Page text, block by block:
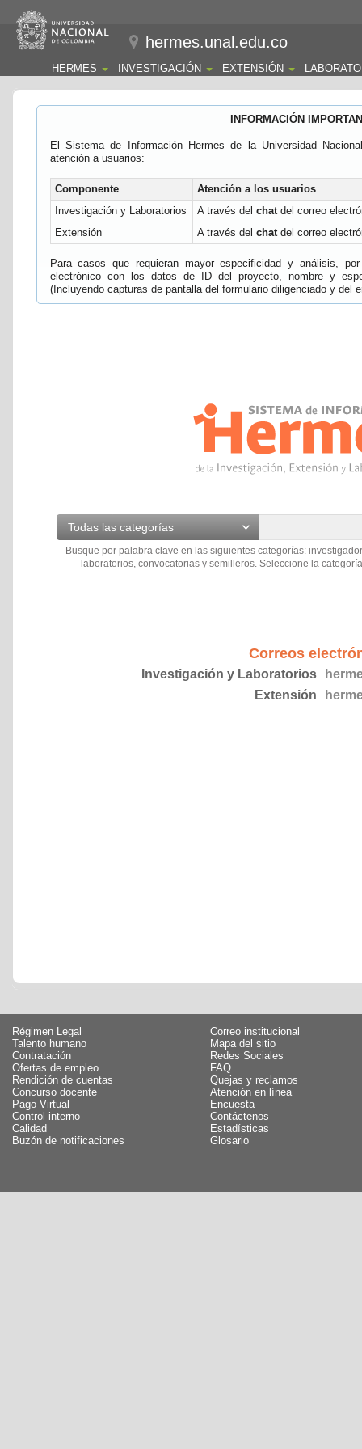
hermes.unal.edu.co
HERMES INVESTIGACIÓN EXTENSIÓN
INFORMACIÓN
El Sistema de Información Hermes de la Universidad
atención a usuarios:
Componente
Atención a los usuarios
Investigación y Laboratorios
A través del chatdel correo
Extensión
A través del chatdel correo
Para casos que requieran mayor especificidad y análisis,
electrónico con los datos de ID del proyecto, nombre y
(Incluyendo capturas de pantalla del formulario diligenciado y del
Todas las categorías
Busque por palabra clave en las siguientes categorías:
laboratorios, convocatorias y semilleros. Seleccione la
Correos
Investigación y Laboratorios
Extensión
Régimen Legal
Talento humano
Contratación
Ofertas de empleo
Rendición de cuentas
Concurso docente
Pago Virtual
Control interno
Calidad
Buzón de notificaciones
Correo institucional
Mapa del sitio
Redes Sociales
FAQ
Quejas y reclamos
Atención en línea
Encuesta
Contáctenos
Estadísticas
Glosario